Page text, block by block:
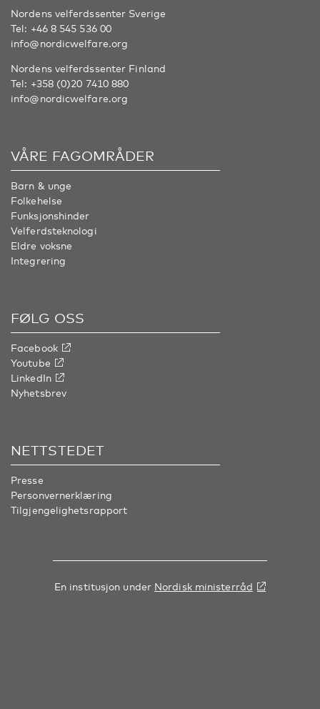
Nordens velferdssenter Sverige
Tel: +46 8 545 536 00
info@nordicwelfare.org
Nordens velferdssenter Finland
Tel: +358 (0)20 7410 880
info@nordicwelfare.org
VÅRE FAGOMRÅDER
Barn & unge
Folkehelse
Funksjonshinder
Velferdsteknologi
Eldre voksne
Integrering
FØLG OSS
Facebook
Youtube
LinkedIn
Nyhetsbrev
NETTSTEDET
Presse
Personvernerklæring
Tilgjengelighetsrapport
En institusjon under Nordisk ministerråd